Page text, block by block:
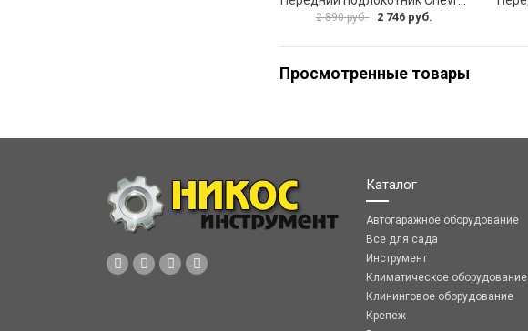
2 890 руб. 2 746 руб.
Просмотренные товары
Каталог
Автогаражное оборудование
Все для сада
Инструмент
Климатическое оборудование
Клининговое оборудование
Крепеж